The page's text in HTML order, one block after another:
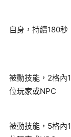
自身，持續180秒
被動技能，2格內1
位玩家或NPC
被動技能，5格內1